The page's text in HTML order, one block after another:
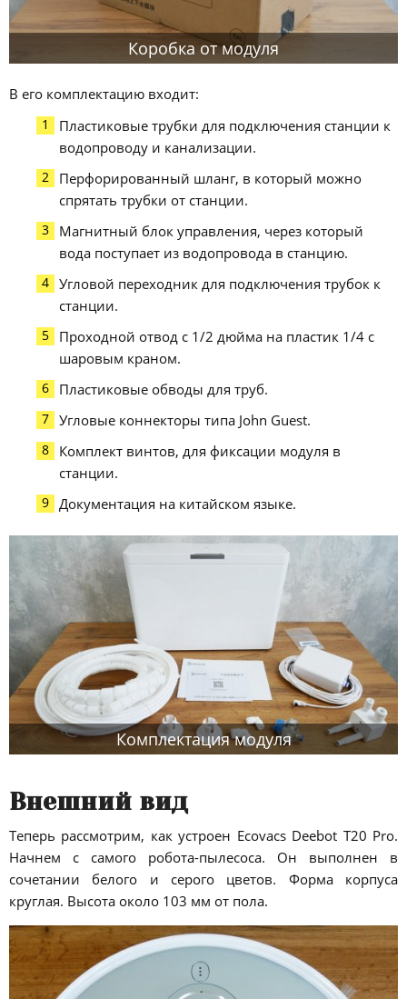
Коробка от модуля
В его комплектацию входит:
Пластиковые трубки для подключения станции к
водопроводу и канализации.
Перфорированный шланг, в который можно
спрятать трубки от станции.
Магнитный блок управления, через который
вода поступает из водопровода в станцию.
Угловой переходник для подключения трубок к
станции.
Проходной отвод с 1/2 дюйма на пластик 1/4 с
шаровым краном.
Пластиковые обводы для труб.
Угловые коннекторы типа John Guest.
Комплект винтов, для фиксации модуля в
станции.
Документация на китайском языке.
Комплектация модуля
Внешний вид
Теперь рассмотрим, как устроен Ecovacs Deebot T20 Pro.
Начнем с самого робота-пылесоса. Он выполнен в
сочетании белого и серого цветов. Форма корпуса
круглая. Высота около 103 мм от пола.